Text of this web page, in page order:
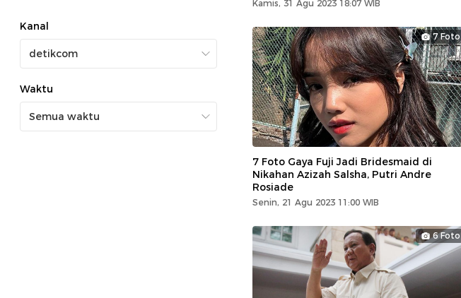
Kanal
Waktu
Kamis, 31 Agu 2023 18:07 WIB
7 Foto
7 Foto Gaya Fuji Jadi Bridesmaid di
Nikahan Azizah Salsha, Putri Andre
Rosiade
Senin, 21 Agu 2023 11:00 WIB
6 Foto